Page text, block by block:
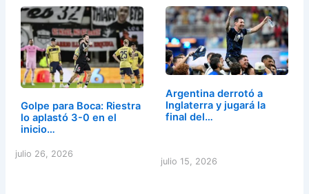
Golpe para Boca: Riestra
lo aplastó 3-0 en el
inicio…
julio 26, 2026
Argentina derrotó a
Inglaterra y jugará la
final del…
julio 15, 2026